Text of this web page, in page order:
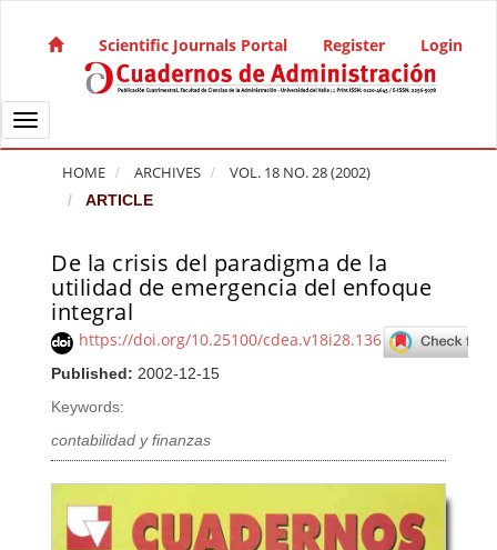
Main Navigation
Main Content
Sidebar
Scientific Journals Portal Register Login
Toggle navigation
HOME ARCHIVES VOL. 18 NO. 28 (2002)
ARTICLE
De la crisis del paradigma de la
utilidad de emergencia del enfoque
integral
https://doi.org/10.25100/cdea.v18i28.136
Published: 2002-12-15
Keywords:
contabilidad y finanzas
Article Sidebar